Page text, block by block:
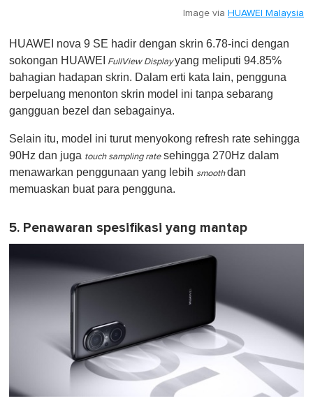
Image via HUAWEI Malaysia
HUAWEI nova 9 SE hadir dengan skrin 6.78-inci dengan
sokongan HUAWEI
FullView Displayyang meliputi 94.85%
bahagian hadapan skrin. Dalam erti kata lain, pengguna
berpeluang menonton skrin model ini tanpa sebarang
gangguan bezel dan sebagainya.
Selain itu, model ini turut menyokong refresh rate sehingga
90Hz dan juga touch sampling ratesehingga 270Hz dalam
menawarkan penggunaan yang lebih smoothdan
memuaskan buat para pengguna.
5. Penawaran spesifikasi yang mantap